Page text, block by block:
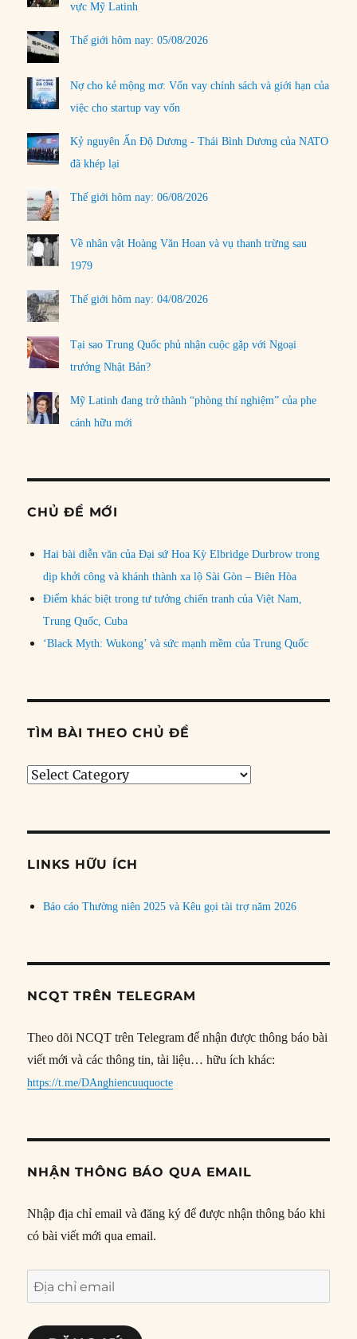
vực Mỹ Latinh
Thế giới hôm nay: 05/08/2026
Nợ cho kẻ mộng mơ: Vốn vay chính sách và giới hạn của
việc cho startup vay vốn
Kỷ nguyên Ấn Độ Dương - Thái Bình Dương của NATO
đã khép lại
Thế giới hôm nay: 06/08/2026
Về nhân vật Hoàng Văn Hoan và vụ thanh trừng sau
1979
Thế giới hôm nay: 04/08/2026
Tại sao Trung Quốc phủ nhận cuộc gặp với Ngoại
trưởng Nhật Bản?
Mỹ Latinh đang trở thành “phòng thí nghiệm” của phe
cánh hữu mới
CHỦ ĐỀ MỚI
Hai bài diễn văn của Đại sứ Hoa Kỳ Elbridge Durbrow trong
dịp khởi công và khánh thành xa lộ Sài Gòn – Biên Hòa
Điểm khác biệt trong tư tưởng chiến tranh của Việt Nam,
Trung Quốc, Cuba
‘Black Myth: Wukong’ và sức mạnh mềm của Trung Quốc
TÌM BÀI THEO CHỦ ĐỀ
Tìm
đề
LINKS HỮU ÍCH
Báo cáo Thường niên 2025 và Kêu gọi tài trợ năm 2026
NCQT TRÊN TELEGRAM
Theo dõi NCQT trên Telegram để nhận được thông báo bài
viết mới và các thông tin, tài liệu… hữu ích khác:
https://t.me/DAnghiencuuquocte
NHẬN THÔNG BÁO QUA EMAIL
Nhập địa chỉ email và đăng ký để được nhận thông báo khi
có bài viết mới qua email.
Địa
chỉ
email